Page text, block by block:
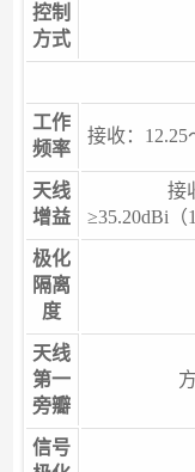
控制
方式
工作
频率
接收：12.25
天线
增益
接
≥35.20dBi（
极化
隔离
度
天线
第一
旁瓣
信号